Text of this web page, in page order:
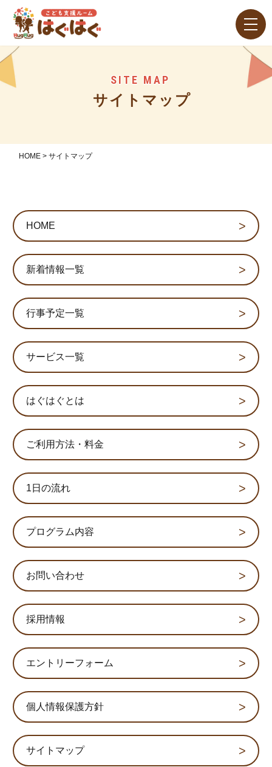
SITE MAP
サイトマップ
HOME >サイトマップ
HOME
新着情報一覧
行事予定一覧
サービス一覧
はぐはぐとは
ご利用方法・料金
1日の流れ
プログラム内容
お問い合わせ
採用情報
エントリーフォーム
個人情報保護方針
サイトマップ